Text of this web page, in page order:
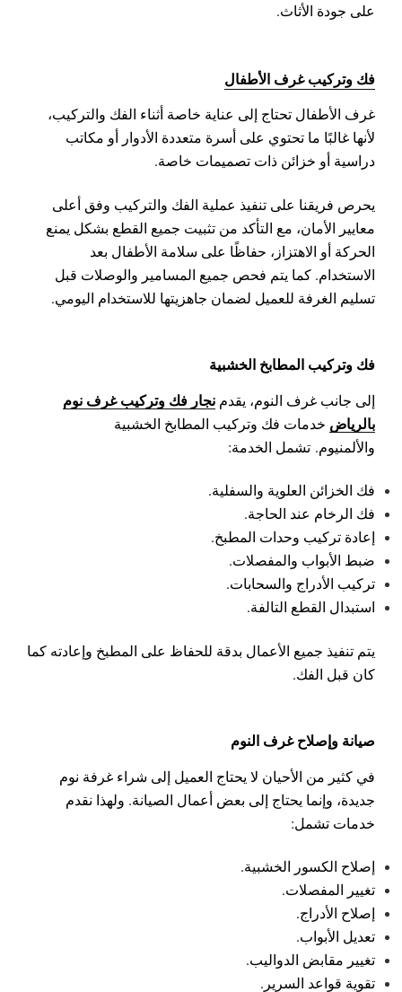
على جودة الأثاث.
فك وتركيب غرف الأطفال
غرف الأطفال تحتاج إلى عناية خاصة أثناء الفك والتركيب،
لأنها غالبًا ما تحتوي على أسرة متعددة الأدوار أو مكاتب
دراسية أو خزائن ذات تصميمات خاصة.
يحرص فريقنا على تنفيذ عملية الفك والتركيب وفق أعلى
معايير الأمان، مع التأكد من تثبيت جميع القطع بشكل يمنع
الحركة أو الاهتزاز، حفاظًا على سلامة الأطفال بعد
الاستخدام. كما يتم فحص جميع المسامير والوصلات قبل
تسليم الغرفة للعميل لضمان جاهزيتها للاستخدام اليومي.
فك وتركيب المطابخ الخشبية
إلى جانب غرف النوم، يقدم نجار فك وتركيب غرف نوم
بالرياض خدمات فك وتركيب المطابخ الخشبية
والألمنيوم. تشمل الخدمة:
فك الخزائن العلوية والسفلية.
فك الرخام عند الحاجة.
إعادة تركيب وحدات المطبخ.
ضبط الأبواب والمفصلات.
تركيب الأدراج والسحابات.
استبدال القطع التالفة.
يتم تنفيذ جميع الأعمال بدقة للحفاظ على المطبخ وإعادته كما
كان قبل الفك.
صيانة وإصلاح غرف النوم
في كثير من الأحيان لا يحتاج العميل إلى شراء غرفة نوم
جديدة، وإنما يحتاج إلى بعض أعمال الصيانة. ولهذا نقدم
خدمات تشمل:
إصلاح الكسور الخشبية.
تغيير المفصلات.
إصلاح الأدراج.
تعديل الأبواب.
تغيير مقابض الدواليب.
تقوية قواعد السرير.